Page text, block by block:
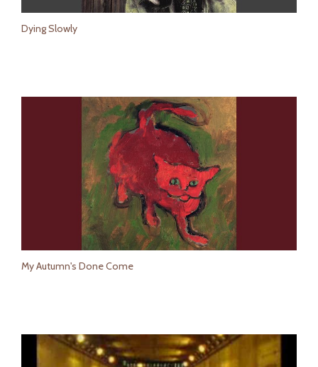
Dying Slowly
My Autumn's Done Come